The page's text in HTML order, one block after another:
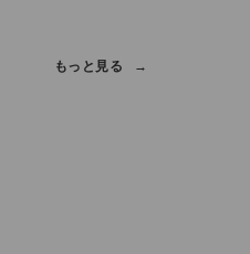
もっと見る